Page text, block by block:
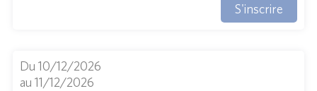
S'inscrire
Du 10/12/2026
au 11/12/2026